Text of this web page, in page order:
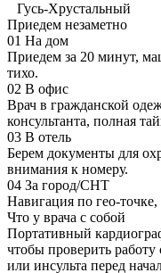
Гусь-Хрустальный
Приедем незаметно
01 На дом
Приедем за 20 минут,
тихо.
02 В офис
Врач в гражданской
консультанта, полная
03 В отель
Берем документы для
внимания к номеру.
04 За город/СНТ
Навигация по гео-
Что у врача с собой
Портативный
чтобы проверить
или инсульта перед